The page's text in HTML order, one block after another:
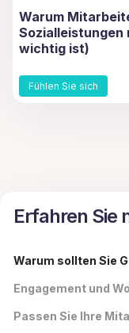
Warum
Sozialleistungen
wichtig ist)
Fühlen Sie sich
Erfahren Sie
Warum sollten Sie
Engagement und
Passen Sie Ihre